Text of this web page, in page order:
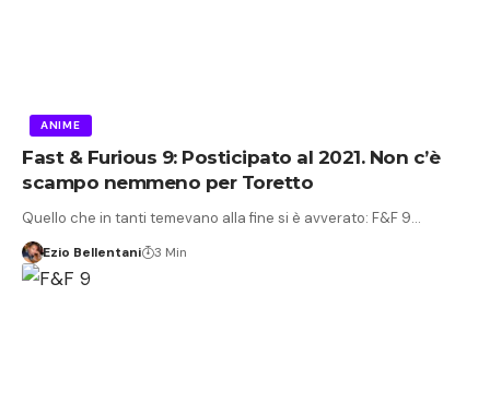
ANIME
Fast & Furious 9: Posticipato al 2021. Non c’è
scampo nemmeno per Toretto
Quello che in tanti temevano alla fine si è avverato: F&F 9…
Ezio Bellentani 3 Min